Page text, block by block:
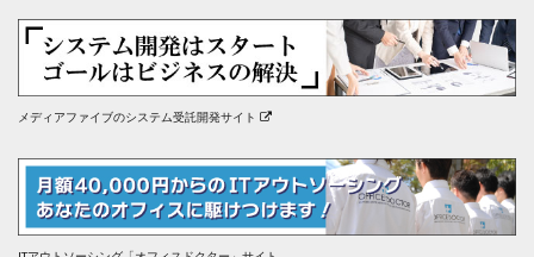
メディアファイブのシステム受託開発サイト